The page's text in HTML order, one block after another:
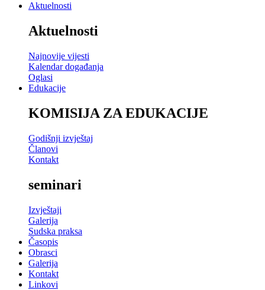
Aktuelnosti
Aktuelnosti
Najnovije vijesti
Kalendar događanja
Oglasi
Edukacije
KOMISIJA ZA EDUKACIJE
Godišnji izvještaj
Članovi
Kontakt
seminari
Izvještaji
Galerija
Sudska praksa
Časopis
Obrasci
Galerija
Kontakt
Linkovi